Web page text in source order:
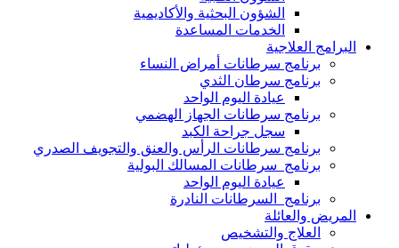
الشؤون البحثية والأكاديمية
الخدمات المساعدة
البرامج العلاجية
برنامج سرطانات أمراض النساء
برنامج سرطان الثدي
عيادة اليوم الواحد
برنامج سرطانات الجهاز الهضمي
سجل جراحة الكبد
برنامج سرطانات الرأس والعنق والتجويف الصدري
برنامج سرطانات المسالك البولية
عيادة اليوم الواحد
برنامج السرطانات النادرة
المريض والعائلة
العلاج والتشخيص